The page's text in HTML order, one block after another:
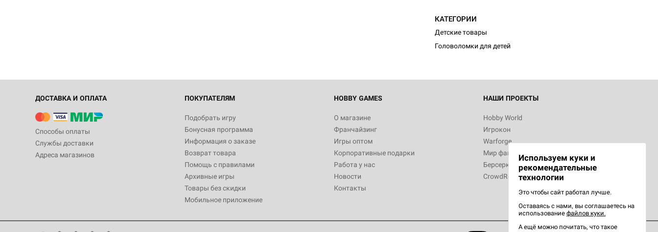
КАТЕГОРИИ
Детские товары
Головоломки для детей
ДОСТАВКА И ОПЛАТА
Способы оплаты
Службы доставки
Адреса магазинов
ПОКУПАТЕЛЯМ
Подобрать игру
Бонусная программа
Информация о заказе
Возврат товара
Помощь с правилами
Архивные игры
Товары без скидки
Мобильное приложение
HOBBY GAMES
О магазине
Франчайзинг
Игры оптом
Корпоративные подарки
Работа у нас
Новости
Контакты
НАШИ ПРОЕКТЫ
Hobby World
Игрокон
Warforge
Мир фантастики
Берсерк
CrowdRepublic
Используем куки и
рекомендательные
технологии
Это чтобы сайт работал лучше.
Оставаясь с нами, вы соглашаетесь на
использование файлов куки.
А ещё можно почитать, что такое